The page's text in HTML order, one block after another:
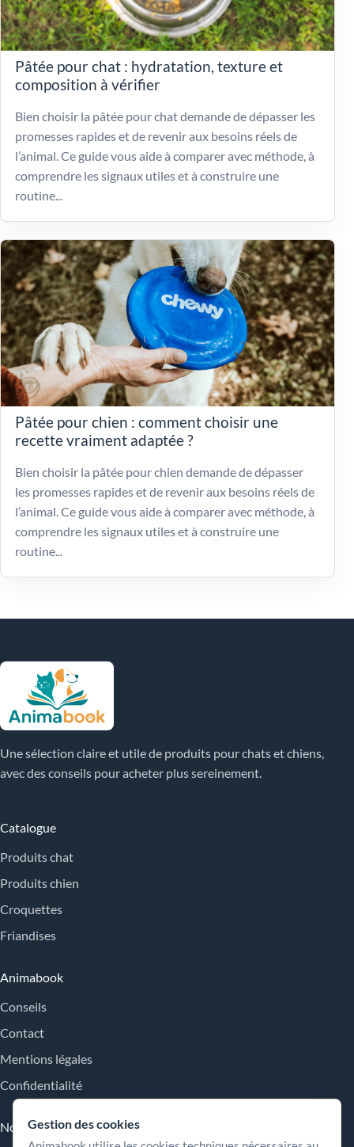
Pâtée pour chat : hydratation, texture et
composition à vérifier
Bien choisir la pâtée pour chat demande de dépasser les
promesses rapides et de revenir aux besoins réels de
l’animal. Ce guide vous aide à comparer avec méthode, à
comprendre les signaux utiles et à construire une
routine...
Pâtée pour chien : comment choisir une
recette vraiment adaptée ?
Bien choisir la pâtée pour chien demande de dépasser
les promesses rapides et de revenir aux besoins réels de
l’animal. Ce guide vous aide à comparer avec méthode, à
comprendre les signaux utiles et à construire une
routine...
Une sélection claire et utile de produits pour chats et chiens,
avec des conseils pour acheter plus sereinement.
Catalogue
Produits chat
Produits chien
Croquettes
Friandises
Animabook
Conseils
Contact
Mentions légales
Confidentialité
Nos engagements
Gestion des cookies